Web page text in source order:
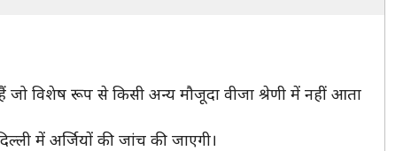
जो विशेष रूप से किसी अन्य मौजूदा वीजा श्रेणी में नहीं आता
में अर्जियों की जांच की जाएगी।